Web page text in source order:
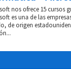
nos ofrece 15 cursos
es una de las
de origen